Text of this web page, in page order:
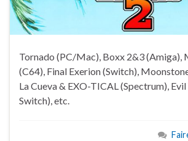
Tornado (PC/Mac), Boxx 2&3 (Amiga),
(C64), Final Exerion (Switch),
La Cueva & EXO-TICAL (Spectrum),
Switch), etc.